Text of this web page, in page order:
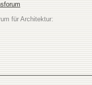
für Architektur: